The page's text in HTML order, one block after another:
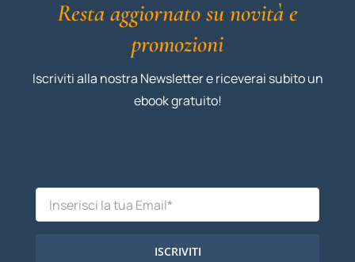
Resta aggiornato su novità e
promozioni
Iscriviti alla nostra Newsletter e riceverai subito un
ebook gratuito!
ISCRIVITI